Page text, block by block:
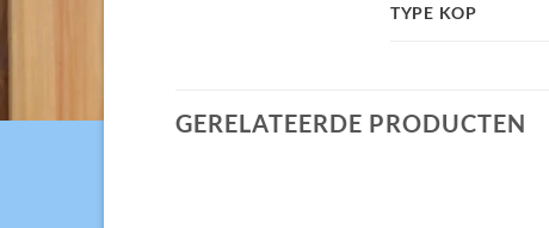
TYPE KOP
GERELATEERDE PRODUCTEN